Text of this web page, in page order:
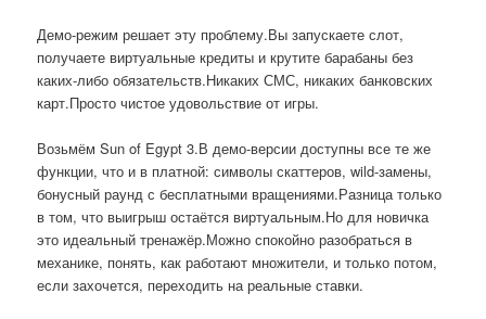
Демо-режим решает эту проблему.Вы запускаете слот,
получаете виртуальные кредиты и крутите барабаны без
каких-либо обязательств.Никаких СМС, никаких банковских
карт.Просто чистое удовольствие от игры.
Возьмём Sun of Egypt 3.В демо-версии доступны все те же
функции, что и в платной: символы скаттеров, wild-замены,
бонусный раунд с бесплатными вращениями.Разница только
в том, что выигрыш остаётся виртуальным.Но для новичка
это идеальный тренажёр.Можно спокойно разобраться в
механике, понять, как работают множители, и только потом,
если захочется, переходить на реальные ставки.